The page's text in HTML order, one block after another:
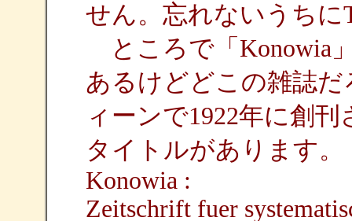
せん。忘れないうち
ところで「Konowia
あるけどどこの雑誌
ィーンで1922年に創
タイトルがあります。
Konowia :
Zeitschrift fuer